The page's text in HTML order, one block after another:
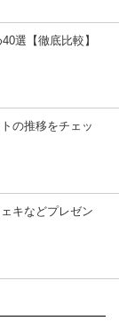
選【徹底比較】
の推移をチェッ
キなどプレゼン